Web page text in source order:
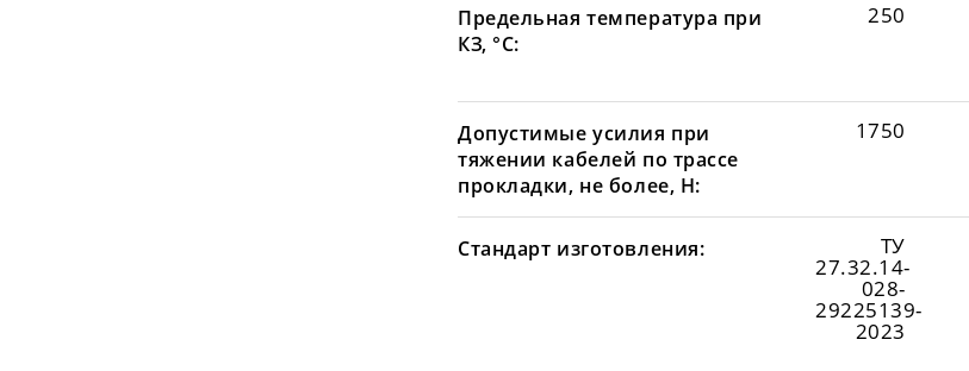
Предельная температура при
КЗ, °С:
250
Допустимые усилия при
тяжении кабелей по трассе
прокладки, не более, Н:
1750
Стандарт изготовления: ТУ
27.32.14-
028-
29225139-
2023